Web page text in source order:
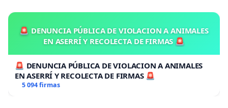
🚨 DENUNCIA PÚBLICA DE VIOLACION A ANIMALES
EN ASERRÍ Y RECOLECTA DE FIRMAS 🚨
🚨 DENUNCIA PÚBLICA DE VIOLACION A ANIMALES
EN ASERRÍ Y RECOLECTA DE FIRMAS 🚨
5 094 firmas